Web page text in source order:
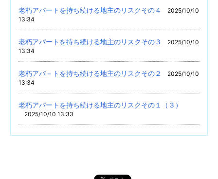
老朽アパートを持ち続ける地主のリスクその４
2025/10/10
13:34
老朽アパートを持ち続ける地主のリスクその３
2025/10/10
13:34
老朽アパ－トを持ち続ける地主のリスクその２
2025/10/10
13:34
老朽アパートを持ち続ける地主のリスクその１（３）
2025/10/10 13:33